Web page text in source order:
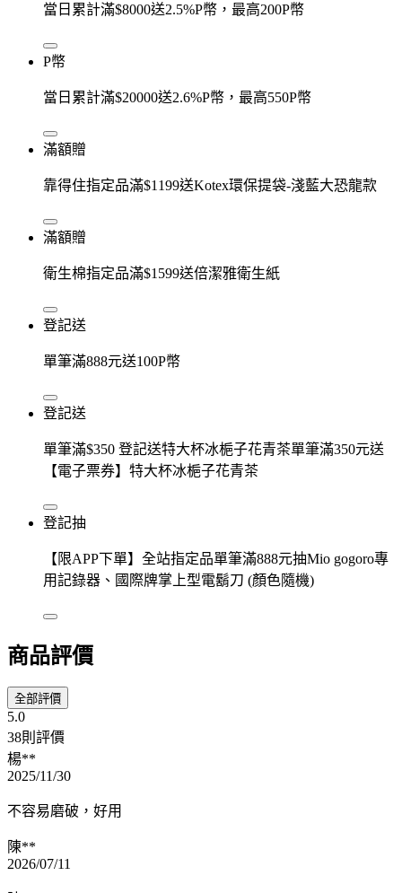
當日累計滿$8000送2.5%P幣，最高200P幣
P幣
當日累計滿$20000送2.6%P幣，最高550P幣
滿額贈
靠得住指定品滿$1199送Kotex環保提袋-淺藍大恐龍款
滿額贈
衛生棉指定品滿$1599送倍潔雅衛生紙
登記送
單筆滿888元送100P幣
登記送
單筆滿$350 登記送特大杯冰梔子花青茶單筆滿350元送
【電子票券】特大杯冰梔子花青茶
登記抽
【限APP下單】全站指定品單筆滿888元抽Mio gogoro專
用記錄器、國際牌掌上型電鬍刀 (顏色隨機)
商品評價
全部評價
5.0
38則評價
楊**
2025/11/30
不容易磨破，好用
陳**
2026/07/11